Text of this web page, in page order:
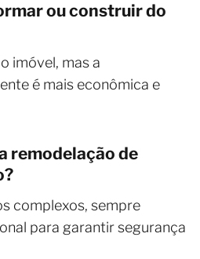
ou construir do
imóvel, mas a
é mais econômica e
remodelação de
complexos, sempre
para garantir segurança